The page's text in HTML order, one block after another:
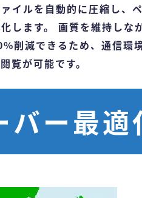
イルを自動的に圧縮し、
します。 画質を維持しな
削減できるため、通信環
覧が可能です。
ー最適